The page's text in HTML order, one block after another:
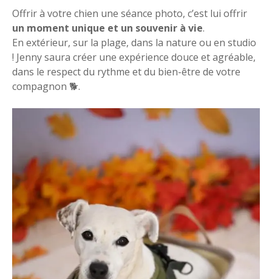
Offrir à votre chien une séance photo, c’est lui offrir
un moment unique et un souvenir à vie.
En extérieur, sur la plage, dans la nature ou en studio
! Jenny saura créer une expérience douce et agréable,
dans le respect du rythme et du bien-être de votre
compagnon 🐕.